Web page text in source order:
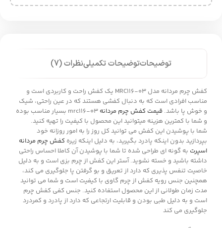
توضیحاتتوضیحات تکمیلینظرات (7)
کفش چرم مردانه مدل MRC116-03 یک کفش راحت و کاربردی است و
مناسب افرادی است که به دنبال کفشی هستند که در عین راحتی، شیک
و خوش پا باشد. قیمت کفش چرم مردانه
mrc116-03 بسیار مناسب بوده
و شما با کمترین هزینه میتوانید این محصول با کیفیت را تهیه کنید.
شما با پوشیدن این کفش می توانید کل روز را به امور روزانه خود
بپردازید بدون اینکه پادرد بگیرید، به دلیل اینکه زیره کفش چرم مردانه
اسپرت به گونه ای طراحی شده تا شما با پوشیدن آن کاملا احساس راحتی
داشته باشید و خسته نشوید. آستر این کفش از چرم بزی است و به دلیل
خاصیت تنفس پذیری که دارد از تعریق و بو گرفتن پا جلوگیری می کند،
همچنین جنس رویه کفش از چرم گاوی با کیفیت است و شما می توانید
مدت زمان طولانی از این محصول استفاده کنید. جنس کفی کفش چرم
است و به دلیل طبی بودن و قابلیت ارتجاعی که دارد از پادرد و کمردرد
جلوگیری می کند